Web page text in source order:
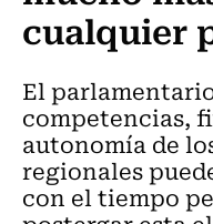
cualquier
El
competencias,
autonomía de
regionales
con el tiempo